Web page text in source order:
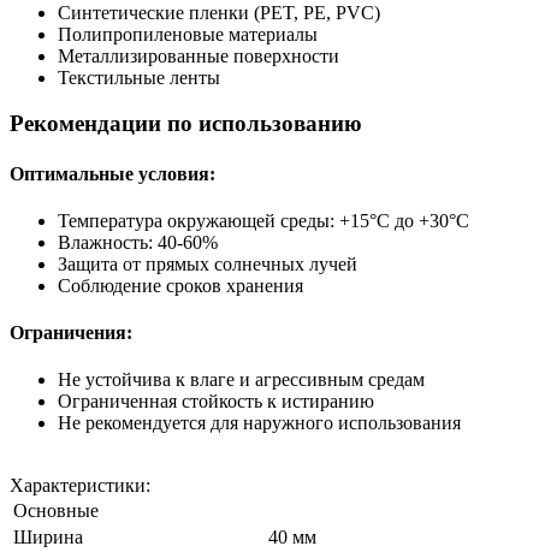
Синтетические пленки (PET, PE, PVC)
Полипропиленовые материалы
Металлизированные поверхности
Текстильные ленты
Рекомендации по использованию
Оптимальные условия:
Температура окружающей среды: +15°C до +30°C
Влажность: 40-60%
Защита от прямых солнечных лучей
Соблюдение сроков хранения
Ограничения:
Не устойчива к влаге и агрессивным средам
Ограниченная стойкость к истиранию
Не рекомендуется для наружного использования
Характеристики:
Основные
Ширина
40 мм